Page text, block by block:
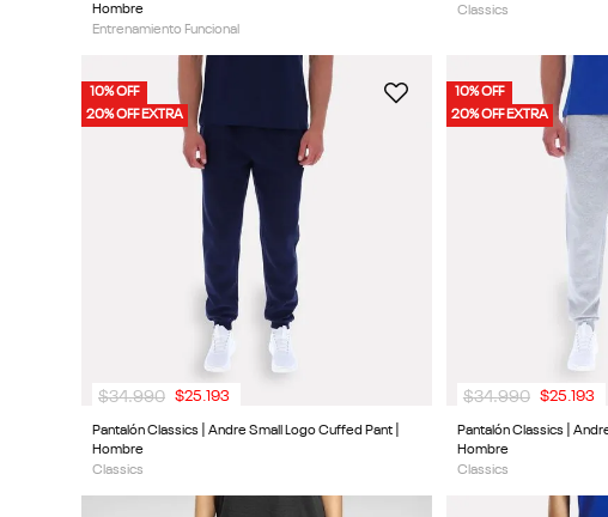
Hombre
Entrenamiento Funcional
Classics
10% OFF
20% OFF EXTRA
Pantalón Classics | Andre Small Logo Cuffed Pant |
Hombre
Classics
$34.990 $25.193
10% OFF
20% OFF EXTRA
Pantalón Classics |
Hombre
Classics
$34.990 $25.193